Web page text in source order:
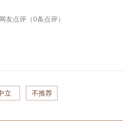
网友点评（0条点评）
立 不推荐